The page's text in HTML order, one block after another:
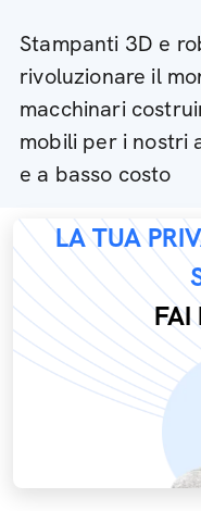
Stampanti 3D e
rivoluzionare il
macchinari
mobili per i nostri
e a basso costo
LA TUA
FAI